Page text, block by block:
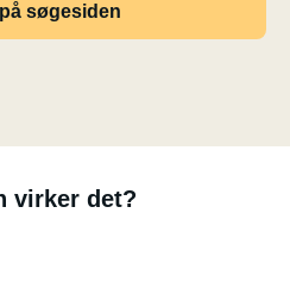
søgesiden
virker det?